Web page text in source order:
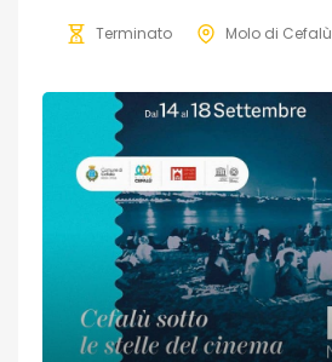
Terminato Molo di Cefalù